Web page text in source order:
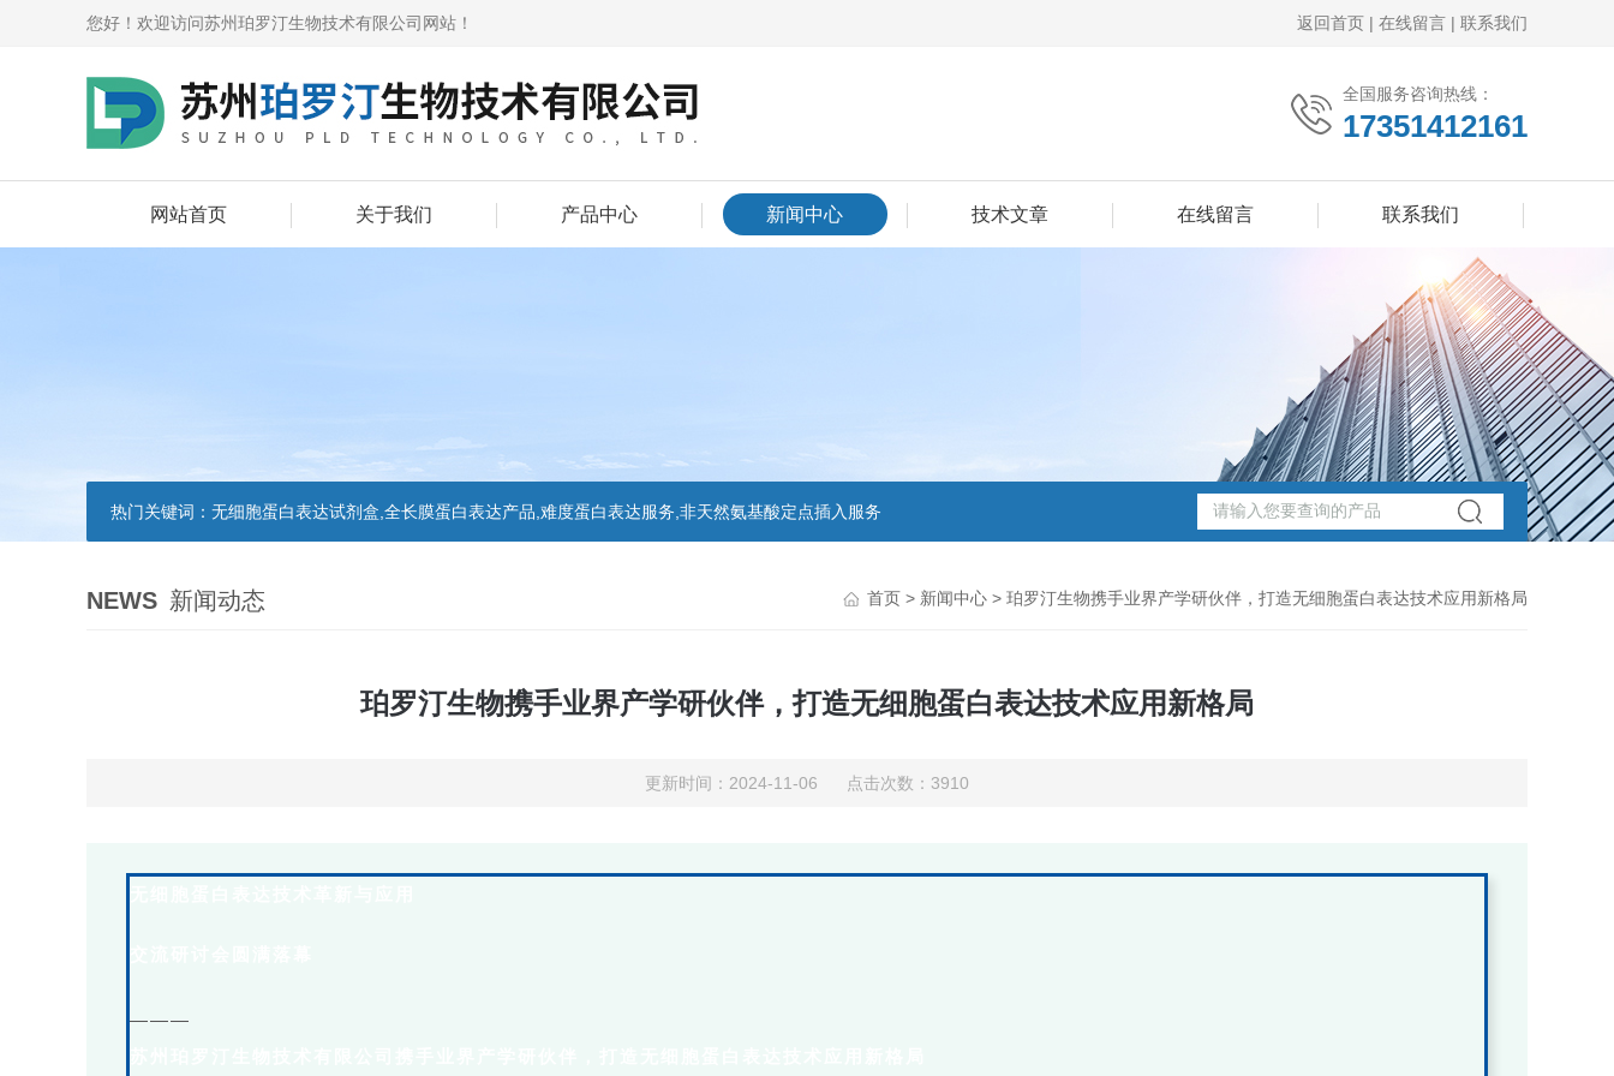
您好！欢迎访问苏州珀罗汀生物技术有限公司网站！ 返回首页 | 在线留言 | 联系我们
全国服务咨询热线：
17351412161
网站首页 关于我们 产品中心 新闻中心 技术文章 在线留言 联系我们
热门关键词： 无细胞蛋白表达试剂盒,全长膜蛋白表达产品,难度蛋白表达服务,非天然氨基酸定点插入服务
NEWS 新闻动态 首页 > 新闻中心 > 珀罗汀生物携手业界产学研伙伴，打造无细胞蛋白表达技术应用新格局
珀罗汀生物携手业界产学研伙伴，打造无细胞蛋白表达技术应用新格局
更新时间：2024-11-06 点击次数：3910
———